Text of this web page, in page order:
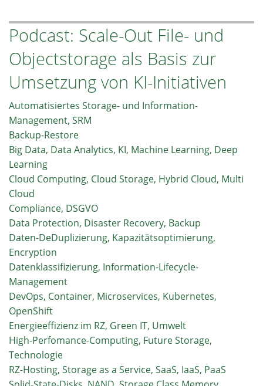
von
SSDs
mit
FDP
Flexible
Data
Placement
senken
Podcast: Scale-Out File- und
Objectstorage als Basis zur
Umsetzung von KI-Initiativen
Automatisiertes Storage- und Information-
Management, SRM
Backup-Restore
Big Data, Data Analytics, KI, Machine Learning, Deep
Learning
Cloud Computing, Cloud Storage, Hybrid Cloud, Multi
Cloud
Compliance, DSGVO
Data Protection, Disaster Recovery, Backup
Daten-DeDuplizierung, Kapazitätsoptimierung,
Encryption
Datenklassifizierung, Information-Lifecycle-
Management
DevOps, Container, Microservices, Kubernetes,
OpenShift
Energieeffizienz im RZ, Green IT, Umwelt
High-Perfomance-Computing, Future Storage,
Technologie
RZ-Hosting, Storage as a Service, SaaS, IaaS, PaaS